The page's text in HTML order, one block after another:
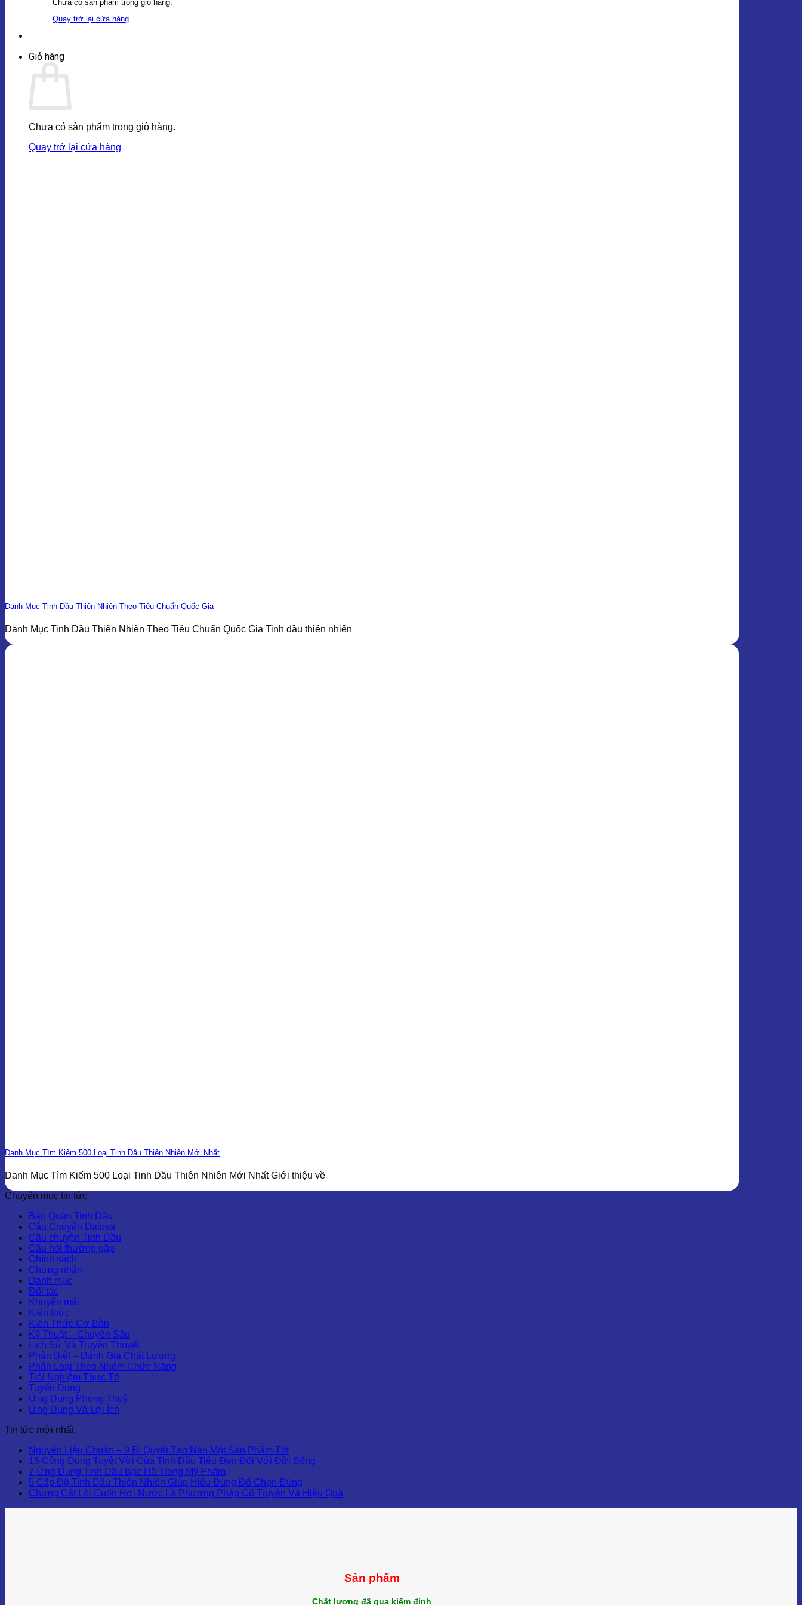
Chưa có sản phẩm trong giỏ hàng.
Quay trở lại cửa hàng
Giỏ hàng
Chưa có sản phẩm trong giỏ hàng.
Quay trở lại cửa hàng
Danh Mục Tinh Dầu Thiên Nhiên Theo Tiêu Chuẩn Quốc Gia
Danh Mục Tinh Dầu Thiên Nhiên Theo Tiêu Chuẩn Quốc Gia Tinh dầu thiên nhiên
Danh Mục Tìm Kiếm 500 Loại Tinh Dầu Thiên Nhiên Mới Nhất
Danh Mục Tìm Kiếm 500 Loại Tinh Dầu Thiên Nhiên Mới Nhất Giới thiệu về
Chuyên mục tin tức
Bảo Quản Tinh Dầu
Câu Chuyện Dalosa
Câu chuyện Tinh Dầu
Câu hỏi thường gặp
Chính sách
Chứng nhận
Danh mục
Đối tác
Khuyến mãi
Kiến thức
Kiến Thức Cơ Bản
Kỹ Thuật – Chuyên Sâu
Lịch Sử Và Truyền Thuyết
Phân Biệt – Đánh Giá Chất Lượng
Phân Loại Theo Nhóm Chức Năng
Trải Nghiệm Thực Tế
Tuyển Dụng
Ứng Dụng Phong Thuỷ
Ứng Dụng Và Lợi Ích
Tin tức mới nhất
Nguyên Liệu Chuẩn – 9 Bí Quyết Tạo Nên Một Sản Phẩm Tốt
15 Công Dụng Tuyệt Vời Của Tinh Dầu Tiêu Đen Đối Với Đời Sống
7 Ứng Dụng Tinh Dầu Bạc Hà Trong Mỹ Phẩm
5 Cấp Độ Tinh Dầu Thiên Nhiên Giúp Hiểu Đúng Để Chọn Đúng
Chưng Cất Lôi Cuốn Hơi Nước Là Phương Pháp Cổ Truyền Và Hiệu Quả
Sản phẩm
Chất lượng đã qua kiểm định